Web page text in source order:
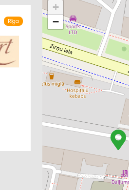
Rīga
+
−